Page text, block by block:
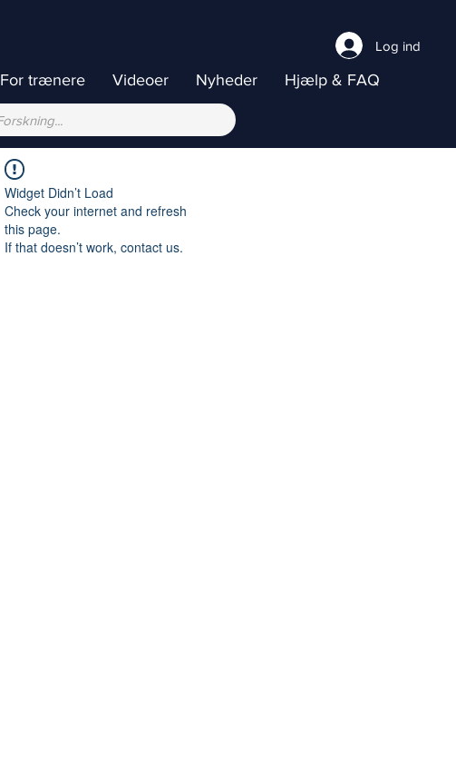
Log ind
For trænere Videoer Nyheder Hjælp & FAQ
Widget Didn’t Load
Check your internet and refresh
this page.
If that doesn’t work, contact us.